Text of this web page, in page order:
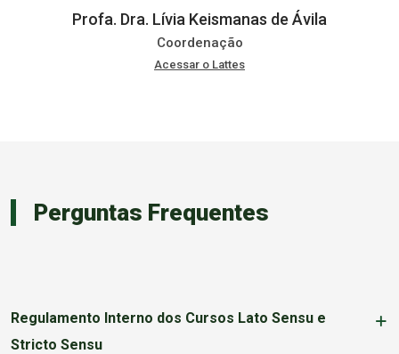
Profa. Dra. Lívia Keismanas de Ávila
Coordenação
Acessar o Lattes
Perguntas Frequentes
Regulamento Interno dos Cursos Lato Sensu e
Stricto Sensu